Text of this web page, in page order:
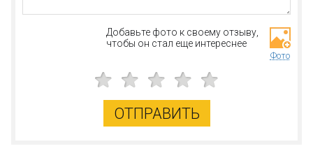
Добавьте фото к своему отзыву,
чтобы он стал еще интереснее
Фото
ОТПРАВИТЬ